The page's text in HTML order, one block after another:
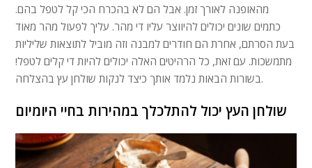
מהאופנה לאורך זמן. אבל הם לא בהכרח הכי קל לטפל בהם.
כתמים שונים יכולים להיווצר עליו די מהר. עליך לפעול מהר מאוד
בעת הסרתם, אחרת הם חודרים למבנה וזה מוביל לתוצאות שליליות
מתמשכות. עם זאת, כל הרהיטים האלה יכולים להיות די קלים לטפל!
בשורות הבאות נלמד אותך כיצד לנקות שולחן עץ בהצלחה.
שולחן העץ יכול להתלכלך במהירות בחיי היומיום